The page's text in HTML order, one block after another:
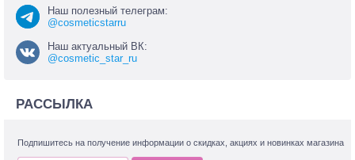
Наш полезный телеграм:
@cosmeticstarru
Наш актуальный ВК:
@cosmetic_star_ru
РАССЫЛКА
Подпишитесь на получение информации о скидках, акциях и новинках магазина